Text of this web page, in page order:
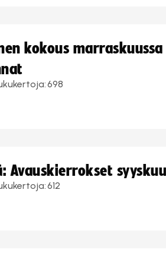
kokous
698
Avauskierrokset
612